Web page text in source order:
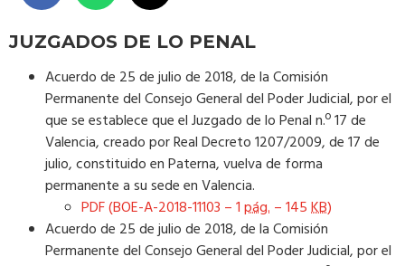
JUZGADOS DE LO PENAL
Acuerdo de 25 de julio de 2018, de la Comisión
Permanente del Consejo General del Poder Judicial, por el
que se establece que el Juzgado de lo Penal n.º 17 de
Valencia, creado por Real Decreto 1207/2009, de 17 de
julio, constituido en Paterna, vuelva de forma
permanente a su sede en Valencia.
PDF (BOE-A-2018-11103 – 1pág. – 145KB)
Acuerdo de 25 de julio de 2018, de la Comisión
Permanente del Consejo General del Poder Judicial, por el